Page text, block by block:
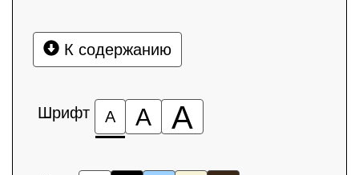
К содержанию
Шрифт А А А